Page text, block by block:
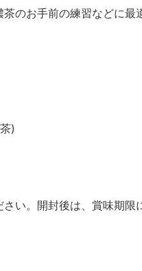
のお手前の練習などに最
)
い。開封後は、賞味期限